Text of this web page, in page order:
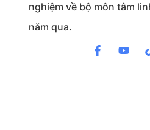
nghiệm về bộ môn tâm
năm qua.